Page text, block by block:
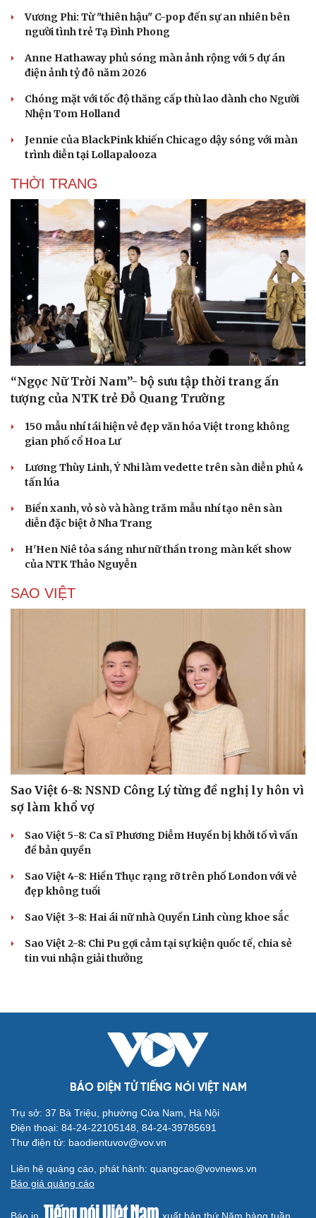
Vương Phi: Từ "thiên hậu" C-pop đến sự an nhiên bên
người tình trẻ Tạ Đình Phong
Anne Hathaway phủ sóng màn ảnh rộng với 5 dự án
điện ảnh tỷ đô năm 2026
Chóng mặt với tốc độ thăng cấp thù lao dành cho Người
Nhện Tom Holland
Jennie của BlackPink khiến Chicago dậy sóng với màn
trình diễn tại Lollapalooza
THỜI TRANG
“Ngọc Nữ Trời Nam”- bộ sưu tập thời trang ấn
tượng của NTK trẻ Đỗ Quang Trường
150 mẫu nhí tái hiện vẻ đẹp văn hóa Việt trong không
gian phố cổ Hoa Lư
Lương Thùy Linh, Ý Nhi làm vedette trên sàn diễn phủ 4
tấn lúa
Biển xanh, vỏ sò và hàng trăm mẫu nhí tạo nên sàn
diễn đặc biệt ở Nha Trang
H'Hen Niê tỏa sáng như nữ thần trong màn kết show
của NTK Thảo Nguyễn
SAO VIỆT
Sao Việt 6-8: NSND Công Lý từng đề nghị ly hôn vì
sợ làm khổ vợ
Sao Việt 5-8: Ca sĩ Phương Diễm Huyền bị khởi tố vì vấn
đề bản quyền
Sao Việt 4-8: Hiền Thục rạng rỡ trên phố London với vẻ
đẹp không tuổi
Sao Việt 3-8: Hai ái nữ nhà Quyền Linh cùng khoe sắc
Sao Việt 2-8: Chi Pu gợi cảm tại sự kiện quốc tế, chia sẻ
tin vui nhận giải thưởng
BÁO ĐIỆN TỬ TIẾNG NÓI VIỆT NAM
Trụ sở: 37 Bà Triệu, phường Cửa Nam, Hà Nội
Điện thoại: 84-24-22105148, 84-24-39785691
Thư điện tử: baodientuvov@vov.vn
Liên hệ quảng cáo, phát hành: quangcao@vovnews.vn
Báo giá quảng cáo